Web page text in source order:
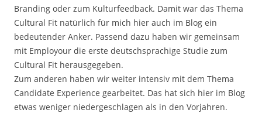
Branding oder zum Kulturfeedback. Damit war das Thema
Cultural Fit natürlich für mich hier auch im Blog ein
bedeutender Anker. Passend dazu haben wir gemeinsam
mit Employour die erste deutschsprachige Studie zum
Cultural Fit herausgegeben.
Zum anderen haben wir weiter intensiv mit dem Thema
Candidate Experience gearbeitet. Das hat sich hier im Blog
etwas weniger niedergeschlagen als in den Vorjahren.